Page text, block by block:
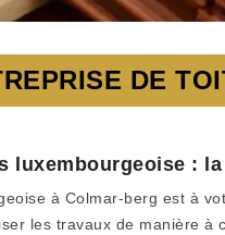
DE
luxembourgeoise :
à Colmar-berg est à
les travaux de manière